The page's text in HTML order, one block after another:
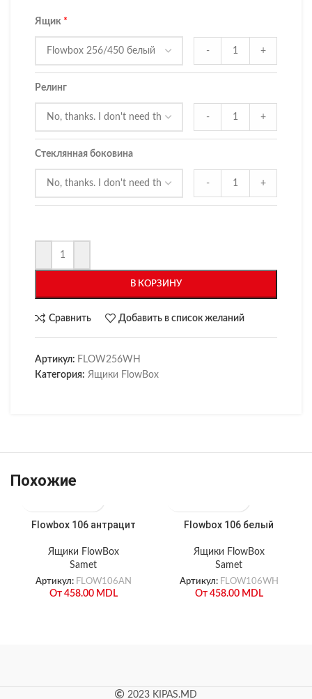
Ящик
- +
Релинг
- +
Стеклянная боковина
- +
В КОРЗИНУ
Сравнить Добавить в список желаний
Артикул: FLOW256WH
Категория: Ящики FlowBox
Похожие
Flowbox 106 антрацит
Ящики FlowBox
Samet
Артикул: FLOW106AN
От 458.00 MDL
Flowbox 106 белый
Ящики FlowBox
Samet
Артикул: FLOW106WH
От 458.00 MDL
2023 KIPAS.MD